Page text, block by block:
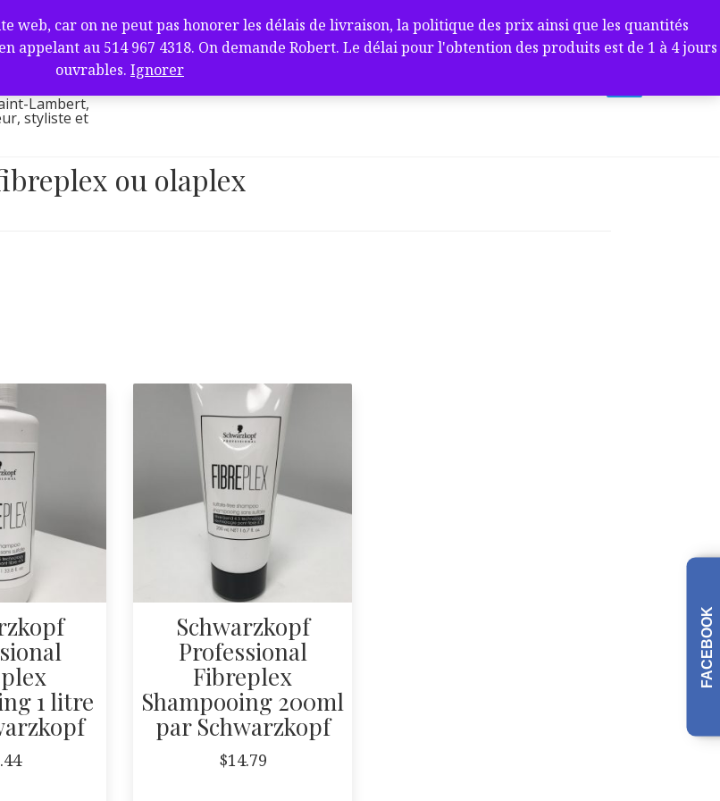
web, car on ne peut pas honorer les délais de livraison, la politique des prix ainsi que les quantités
appelant au 514 967 4318. On demande Robert. Le délai pour l'obtention des produits est de 1 à 4 jours
ouvrables. Ignorer
barbier
J4V
Lambert,
styliste et
ou olaplex
1 litre
Schwarzkopf
Professional
Fibreplex
Shampooing 200ml
par Schwarzkopf
$14.79
FACEBOOK